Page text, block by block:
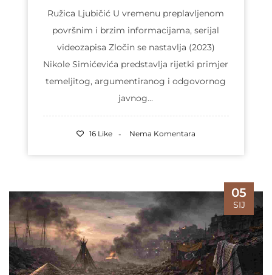
Ružica Ljubičić U vremenu preplavljenom
površnim i brzim informacijama, serijal
videozapisa Zločin se nastavlja (2023)
Nikole Simićevića predstavlja rijetki primjer
temeljitog, argumentiranog i odgovornog
javnog...
16 Like Nema Komentara
05
SIJ